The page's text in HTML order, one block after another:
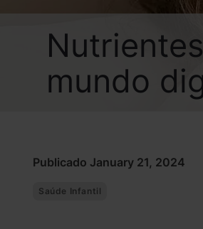
mundo
Publicado January 21, 2024
Saúde Infantil